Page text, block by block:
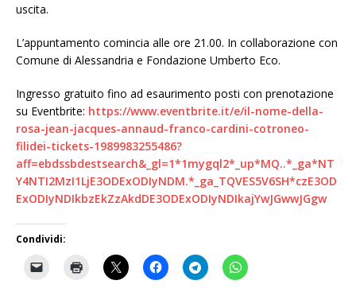
uscita.
L’appuntamento comincia alle ore 21.00. In collaborazione con
Comune di Alessandria e Fondazione Umberto Eco.
Ingresso gratuito fino ad esaurimento posti con prenotazione
su Eventbrite: https://www.eventbrite.it/e/il-nome-della-
rosa-jean-jacques-annaud-franco-cardini-cotroneo-
filidei-tickets-1989983255486?
aff=ebdssbdestsearch&_gl=1*1mygql2*_up*MQ..*_ga*NT
Y4NTI2MzI1LjE3ODExODIyNDM.*_ga_TQVES5V6SH*czE3OD
ExODIyNDIkbzEkZzAkdDE3ODExODIyNDIkajYwJGwwJGgw
Condividi: